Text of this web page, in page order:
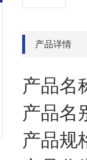
产品详情
产品名
产品名
产品规